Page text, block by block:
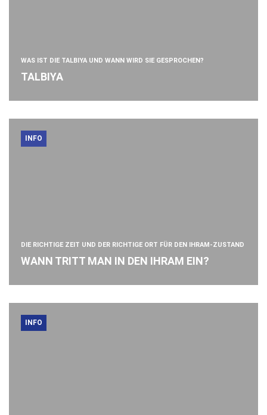
WAS IST DIE TALBIYA UND WANN WIRD SIE GESPROCHEN?
TALBIYA
INFO
DIE RICHTIGE ZEIT UND DER RICHTIGE ORT FÜR DEN IHRAM-ZUSTAND
WANN TRITT MAN IN DEN IHRAM EIN?
INFO